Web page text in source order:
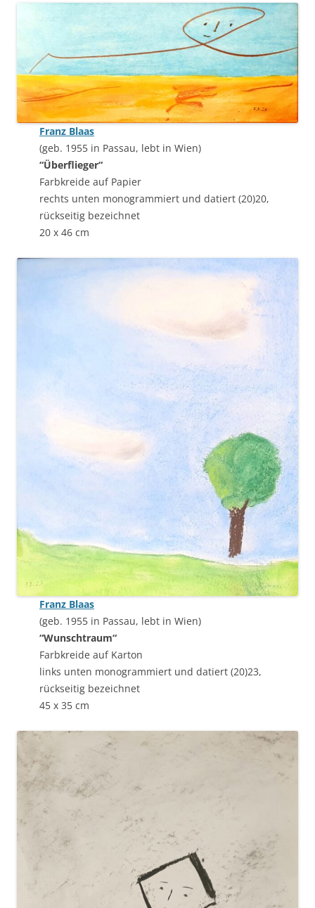
Franz Blaas
(geb. 1955 in Passau, lebt in Wien)
“Überflieger“
Farbkreide auf Papier
rechts unten monogrammiert und datiert (20)20,
rückseitig bezeichnet
20 x 46 cm
Franz Blaas
(geb. 1955 in Passau, lebt in Wien)
“Wunschtraum“
Farbkreide auf Karton
links unten monogrammiert und datiert (20)23,
rückseitig bezeichnet
45 x 35 cm